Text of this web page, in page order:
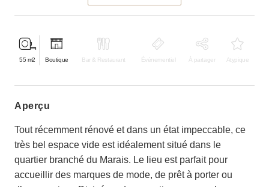
55 m2 Boutique Bar & Restaurant Événementiel À partager Atypique
aperçu
Tout récemment rénové et dans un état impeccable, ce
très bel espace vide est idéalement situé dans le
quartier branché du Marais. Le lieu est parfait pour
accueillir des marques de mode, de prêt à porter ou